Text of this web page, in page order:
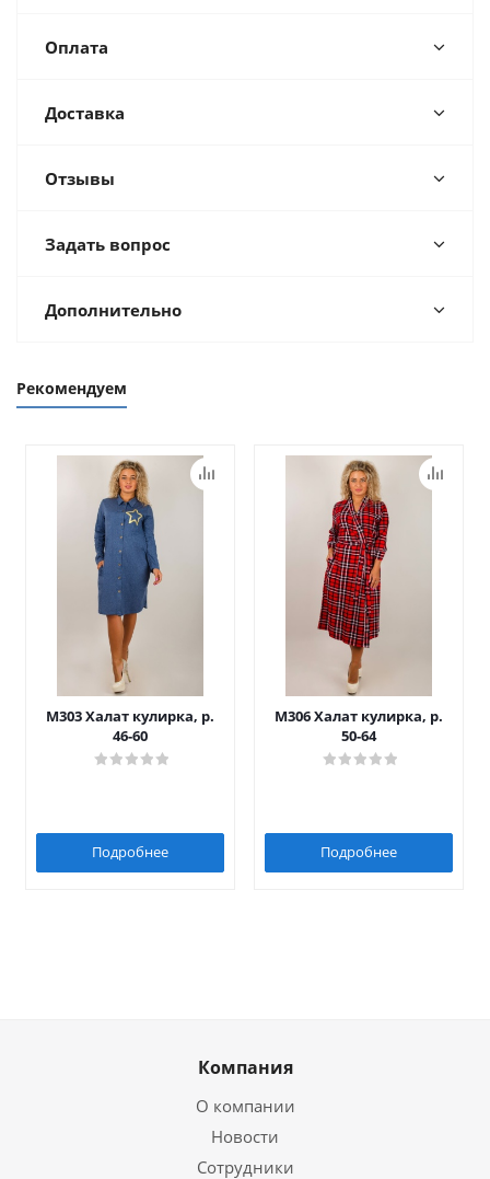
Оплата
Доставка
Отзывы
Задать вопрос
Дополнительно
Рекомендуем
М303 Халат кулирка, р.
46-60
Подробнее
М306 Халат кулирка, р.
50-64
Подробнее
Компания
О компании
Новости
Сотрудники